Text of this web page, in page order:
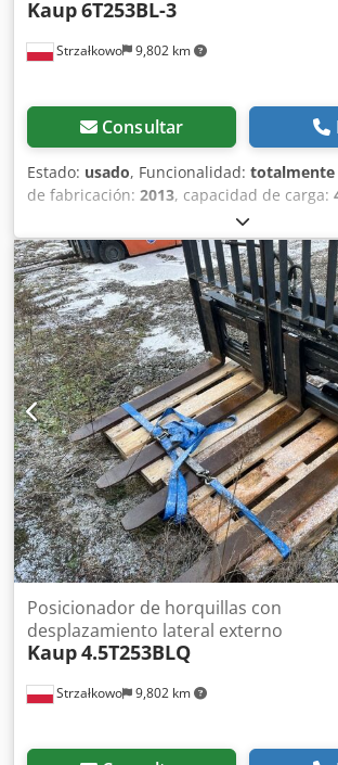
Strzałkowo 9,802 km
Kaup6T253BL-3
Consultar
Estado: usado, Funcionalidad: totalmente
de fabricación: 2013, capacidad de carga:
,
ISO: Clase ISO 4 = 5.000 - 10.000 kg
bueno Crodpfx Adjt S N Irj Isf
3A (51 cm)
Strzałkowo 9,802 km
Posicionador de horquillas con
desplazamiento lateral externo
Kaup4.5T253BLQ